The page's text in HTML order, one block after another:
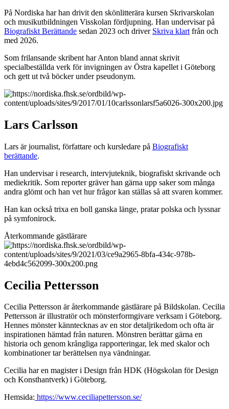
På Nordiska har han drivit den skönlitterära kursen Skrivarskolan
och musikutbildningen Visskolan fördjupning. Han undervisar på
Biografiskt Berättande sedan 2023 och driver Skriva klart från och
med 2026.
Som frilansande skribent har Anton bland annat skrivit
specialbeställda verk för invigningen av Östra kapellet i Göteborg
och gett ut två böcker under pseudonym.
Lars Carlsson
Lars är journalist, författare och kursledare på Biografiskt
berättande.
Han undervisar i research, intervjuteknik, biografiskt skrivande och
mediekritik. Som reporter gräver han gärna upp saker som många
andra glömt och han vet hur frågor kan ställas så att svaren kommer.
Han kan också trixa en boll ganska länge, pratar polska och lyssnar
på symfonirock.
Återkommande gästlärare
Cecilia Pettersson
Cecilia Pettersson är återkommande gästlärare på Bildskolan. Cecilia
Pettersson är illustratör och mönsterformgivare verksam i Göteborg.
Hennes mönster känntecknas av en stor detaljrikedom och ofta är
inspirationen hämtad från naturen. Mönstren berättar gärna en
historia och genom krångliga rapporteringar, lek med skalor och
kombinationer tar berättelsen nya vändningar.
Cecilia har en magister i Design från HDK (Högskolan för Design
och Konsthantverk) i Göteborg.
Hemsida: https://www.ceciliapettersson.se/